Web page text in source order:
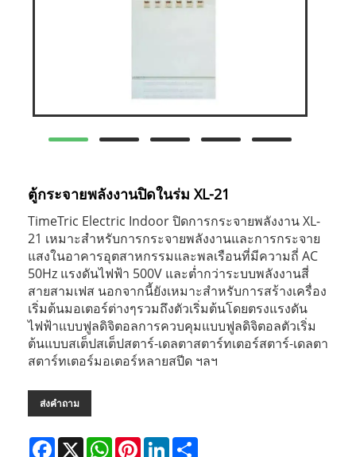
ตู้กระจายพลังงานปิดในร่ม XL-21
TimeTric Electric Indoor ปิดการกระจายพลังงาน XL-
21 เหมาะสำหรับการกระจายพลังงานและการกระจาย
แสงในอาคารอุตสาหกรรมและพลเรือนที่มีความถี่ AC
50Hz แรงดันไฟฟ้า 500V และต่ำกว่าระบบพลังงานสี่
สายสามเฟส นอกจากนี้ยังเหมาะสำหรับการสร้างเครื่อง
เริ่มต้นมอเตอร์ต่างๆรวมถึงตัวเริ่มต้นโดยตรงแรงดัน
ไฟฟ้าแบบฟูลดิจิตอลการควบคุมแบบฟูลดิจิตอลตัวเริ่ม
ต้นแบบสเต็ปสเต็ปสตาร์-เดลตาสตาร์ทเตอร์สตาร์-เดลตา
สตาร์ทเตอร์มอเตอร์หลายสปีด ฯลฯ
ส่งคำถาม
Facebook
X WhatsAppPinterestLinkedIn